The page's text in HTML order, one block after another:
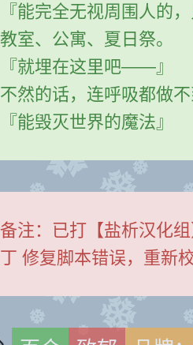
『能完全无视周围人的
教室、公寓、夏日祭。
『就埋在这里吧——』
不然的话，连呼吸都做不
『能毁灭世界的魔法』
备注： 已打【盐析汉化
丁 修复脚本错误，重新